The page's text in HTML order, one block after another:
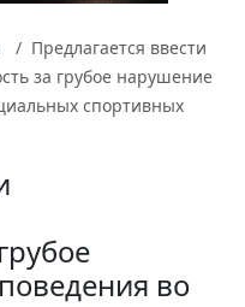
Предлагается ввести
за грубое нарушение
спортивных
во